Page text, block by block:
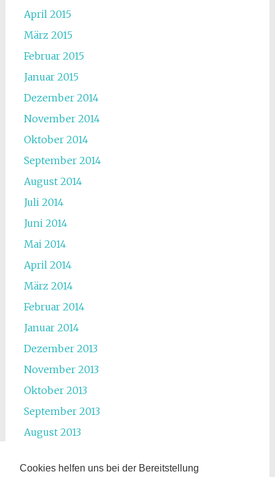
Cookies helfen uns bei der Bereitstellung
April 2015
März 2015
Februar 2015
Januar 2015
Dezember 2014
November 2014
Oktober 2014
September 2014
August 2014
Juli 2014
Juni 2014
Mai 2014
April 2014
März 2014
Februar 2014
Januar 2014
Dezember 2013
November 2013
Oktober 2013
September 2013
August 2013
Juni 2013